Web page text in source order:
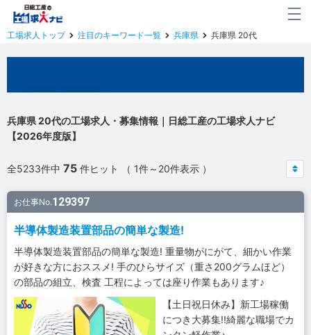
工場求人トップ 注目のキーワード一覧 兵庫県 兵庫県 20代
兵庫県 20代の工場求人・募集情報｜日総工産の工場求人ナビ
【2026年度版】
全5233件中 75 件ヒット （ 1件～20件表示 ）
お仕事No.129397
半導体製造装置部品の簡単な製造!
半導体製造装置部品の簡単な製造! 重量物がにがて、細かい作業
が好きな方におススメ! 手のひらサイズ（重さ200グラムほど）
の部品の組立、検査 工程によっては座り作業もあります♪
【土日祝日休み】新工場稼働
につき大募集!!綺麗な職場でカ